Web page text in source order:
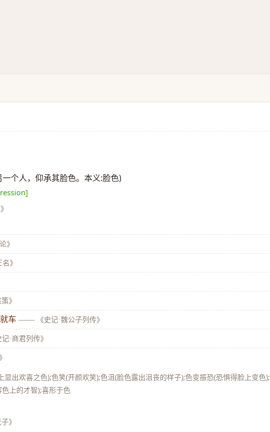
个人，仰承其脸色。本义:脸色)
》
名》
》
车 —— 《史记·魏公子列传》
记·商君列传》
显出欢喜之色);色笑(开颜欢笑);色沮(脸色露出沮丧的样子);色变振恐(恐惧得脸上变色);
上的才智);喜形于色
子》